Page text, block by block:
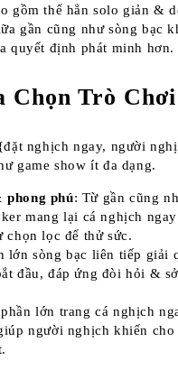
gồm thể hẳn solo giản &
gần cũng như sòng bạc
quyết định phát minh hơn.
Chọn Trò Chơi
nghịch ngay, người
game show ít đa dạng.
phong phú: Từ gần cũng
mang lại cá nghịch
chọn lọc để thử sức.
lớn sòng bạc liên tiếp giải
đầu, đáp ứng đòi hỏi &
lớn trang cá nghịch
người nghịch khiến